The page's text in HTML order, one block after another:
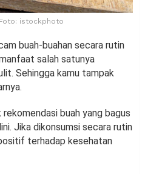
istockphoto
buah-buahan secara rutin
salah satunya
Sehingga kamu tampak
rekomendasi buah yang bagus
Jika dikonsumsi secara rutin
terhadap kesehatan